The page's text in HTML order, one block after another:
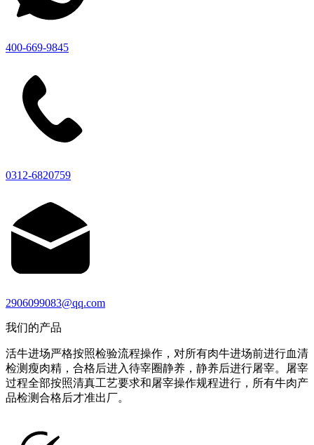
400-669-9845
0312-6820759
2906099083@qq.com
我们的产品
活牛进场严格按照检验流程操作，对所有肉牛进场前进行血清
检测瘦肉精，合格后进入待宰圈静养，静养后进行屠宰。屠宰
过程全部按照清真工艺要求和屠宰操作规程进行，所有牛肉产
品检测合格后才准出厂。